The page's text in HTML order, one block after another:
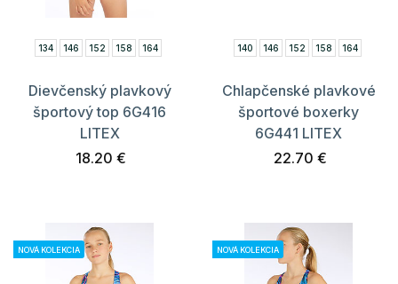
134 146 152 158 164
Dievčenský plavkový
športový top 6G416
LITEX
18.20 €
140 146 152 158 164
Chlapčenské plavkové
športové boxerky
6G441 LITEX
22.70 €
NOVÁ KOLEKCIA NOVÁ KOLEKCIA